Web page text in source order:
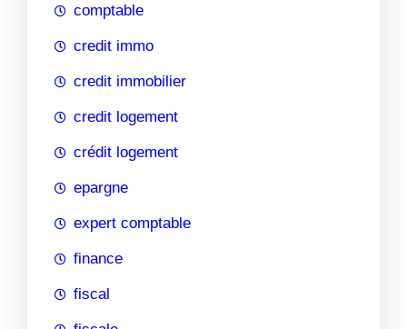
comptable
credit immo
credit immobilier
credit logement
crédit logement
epargne
expert comptable
finance
fiscal